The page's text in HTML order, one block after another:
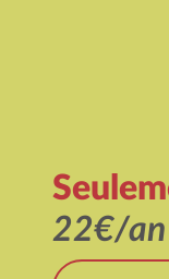
22€/an